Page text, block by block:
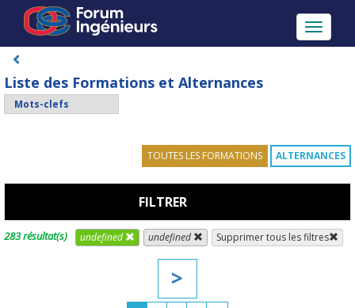
Toggle
Liste des Formations et Alternances
TOUTES LES FORMATIONS ALTERNANCES
FILTRER
283 résultat(s) undefined undefined Supprimer tous les filtres
>